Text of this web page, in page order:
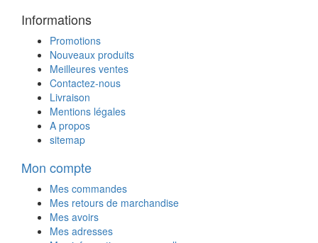
Informations
Promotions
Nouveaux produits
Meilleures ventes
Contactez-nous
Livraison
Mentions légales
A propos
sitemap
Mon compte
Mes commandes
Mes retours de marchandise
Mes avoirs
Mes adresses